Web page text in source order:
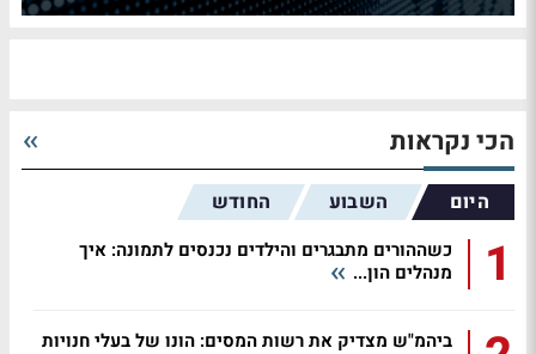
הכי נקראות
היום השבוע החודש
1
כשההורים מתבגרים והילדים נכנסים לתמונה: איך
מנהלים הון...
ביהמ"ש מצדיק את רשות המסים: הונו של בעלי חנויות